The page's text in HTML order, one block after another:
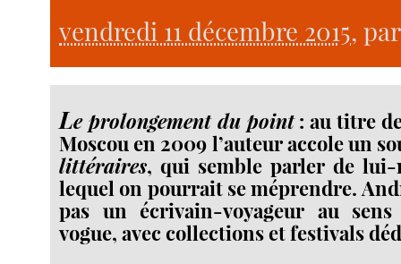
vendredi 11 décembre 2015,
Le prolongement du point: au titre
Moscou en 2009 l’auteur accole un
littéraires, qui semble parler de lui-
lequel on pourrait se méprendre.
pas un écrivain-voyageur au sens
vogue, avec collections et festivals